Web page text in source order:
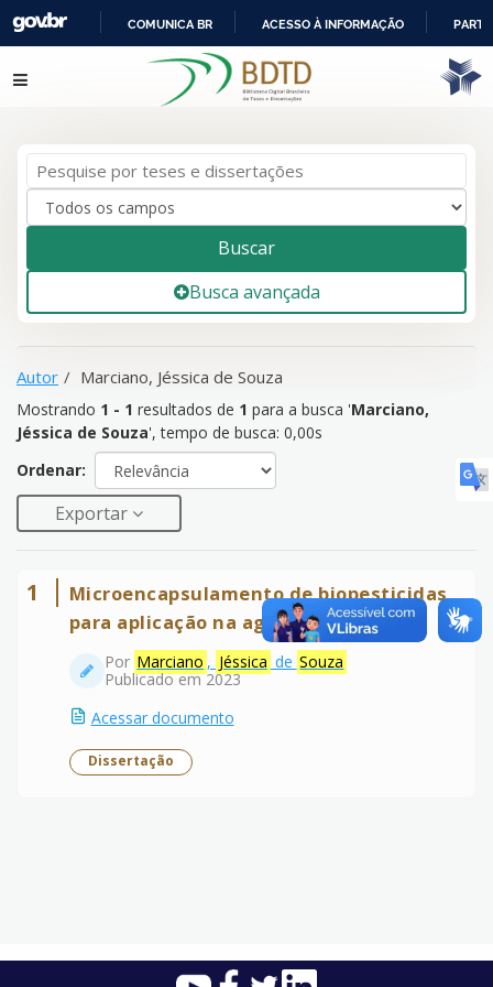
IR
PARA
COMUNICA BR ACESSO À INFORMAÇÃO
resultados de 1para a busca '
Jéssica de Souza
Pular para o conteúdo
Buscar
Busca avançada
Autor Marciano, Jéssica de Souza
Mostrando 1 - 1 resultados de 1 para a busca 'Marciano,
Jéssica de Souza', tempo de busca: 0,00s
Ordenar:
Exportar
1
Microencapsulamento de biopesticidas
para aplicação na agricultura
Por Marciano , Jéssica de Souza
Publicado em 2023
Acessar documento
Dissertação